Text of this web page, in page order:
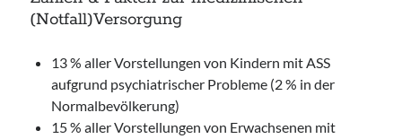
(Notfall)Versorgung
13 % aller Vorstellungen von Kindern mit ASS
aufgrund psychiatrischer Probleme (2 % in der
Normalbevölkerung)
15 % aller Vorstellungen von Erwachsenen mit